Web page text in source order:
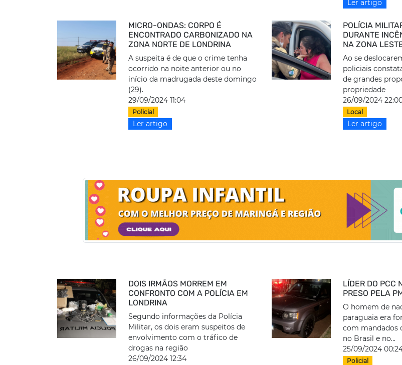
Ler artigo
MICRO-ONDAS: CORPO É
ENCONTRADO CARBONIZADO NA
ZONA NORTE DE LONDRINA
A suspeita é de que o crime tenha
ocorrido na noite anterior ou no
início da madrugada deste domingo
(29).
29/09/2024 11:04
Policial
Ler artigo
POLÍCIA
DURANTE
NA ZONA
Ao se
policiais
de grandes
propriedade
26/09/2024
Local
Ler artigo
DOIS IRMÃOS MORREM EM
CONFRONTO COM A POLÍCIA EM
LONDRINA
Segundo informações da Polícia
Militar, os dois eram suspeitos de
envolvimento com o tráfico de
drogas na região
26/09/2024 12:34
LÍDER DO PCC
PRESO PELA
O homem de
paraguaia era
com mandados
no Brasil e no...
25/09/2024
Policial